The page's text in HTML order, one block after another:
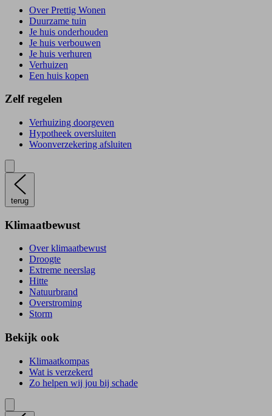
Over Prettig Wonen
Duurzame tuin
Je huis onderhouden
Je huis verbouwen
Je huis verhuren
Verhuizen
Een huis kopen
Zelf regelen
Verhuizing doorgeven
Hypotheek oversluiten
Woonverzekering afsluiten
terug
Klimaatbewust
Over klimaatbewust
Droogte
Extreme neerslag
Hitte
Natuurbrand
Overstroming
Storm
Bekijk ook
Klimaatkompas
Wat is verzekerd
Zo helpen wij jou bij schade